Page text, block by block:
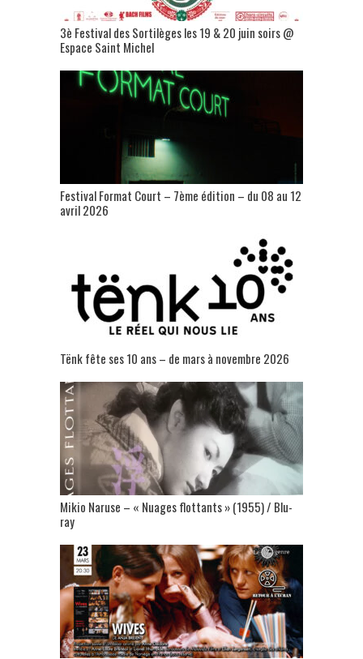
3è Festival des Sortilèges les 19 & 20 juin soirs @
Espace Saint Michel
Festival Format Court – 7ème édition – du 08 au 12
avril 2026
Tënk fête ses 10 ans – de mars à novembre 2026
Mikio Naruse – « Nuages flottants » (1955) / Blu-
ray